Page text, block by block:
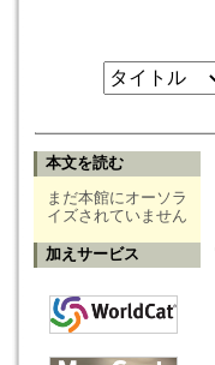
本文を読む
まだ本館にオーソラ
イズされていません
加えサービス